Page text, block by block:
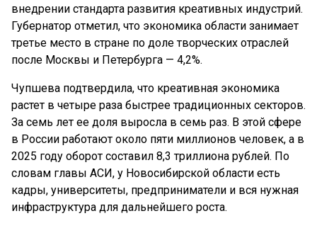
внедрении стандарта развития креативных индустрий.
Губернатор отметил, что экономика области занимает
третье место в стране по доле творческих отраслей
после Москвы и Петербурга — 4,2%.
Чупшева подтвердила, что креативная экономика
растет в четыре раза быстрее традиционных секторов.
За семь лет ее доля выросла в семь раз. В этой сфере
в России работают около пяти миллионов человек, а в
2025 году оборот составил 8,3 триллиона рублей. По
словам главы АСИ, у Новосибирской области есть
кадры, университеты, предприниматели и вся нужная
инфраструктура для дальнейшего роста.